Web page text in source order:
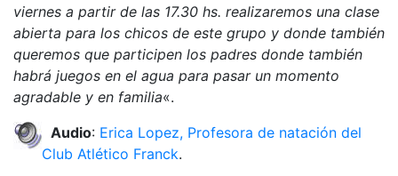
viernes a partir de las 17.30 hs. realizaremos una clase
abierta para los chicos de este grupo y donde también
queremos que participen los padres donde también
habrá juegos en el agua para pasar un momento
agradable y en familia«.
Audio: Erica Lopez, Profesora de natación del
Club Atlético Franck.